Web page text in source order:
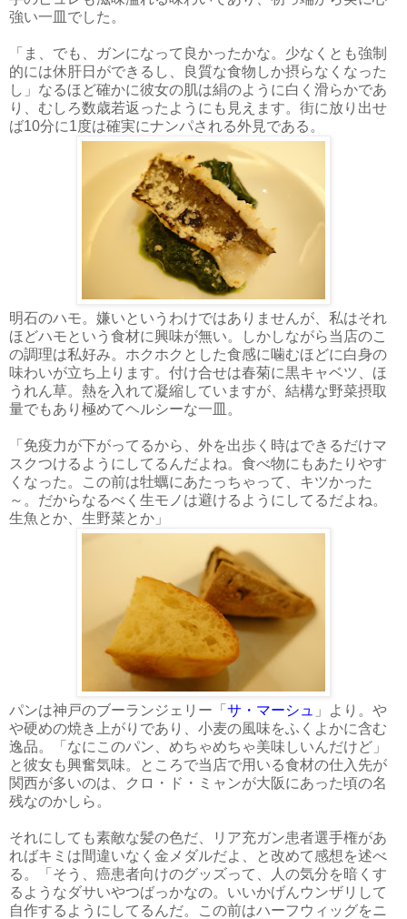
強い一皿でした。
「ま、でも、ガンになって良かったかな。少なくとも強制
的には休肝日ができるし、良質な食物しか摂らなくなった
し」なるほど確かに彼女の肌は絹のように白く滑らかであ
り、むしろ数歳若返ったようにも見えます。街に放り出せ
ば10分に1度は確実にナンパされる外見である。
明石のハモ。嫌いというわけではありませんが、私はそれ
ほどハモという食材に興味が無い。しかしながら当店のこ
の調理は私好み。ホクホクとした食感に噛むほどに白身の
味わいが立ち上ります。付け合せは春菊に黒キャベツ、ほ
うれん草。熱を入れて凝縮していますが、結構な野菜摂取
量でもあり極めてヘルシーな一皿。
「免疫力が下がってるから、外を出歩く時はできるだけマ
スクつけるようにしてるんだよね。食べ物にもあたりやす
くなった。この前は牡蠣にあたっちゃって、キツかった
～。だからなるべく生モノは避けるようにしてるだよね。
生魚とか、生野菜とか」
パンは神戸のブーランジェリー「 サ・マーシュ
」より。や
や硬めの焼き上がりであり、小麦の風味をふくよかに含む
逸品。「なにこのパン、めちゃめちゃ美味しいんだけど」
と彼女も興奮気味。ところで当店で用いる食材の仕入先が
関西が多いのは、クロ・ド・ミャンが大阪にあった頃の名
残なのかしら。
それにしても素敵な髪の色だ、リア充ガン患者選手権があ
ればキミは間違いなく金メダルだよ、と改めて感想を述べ
る。「そう、癌患者向けのグッズって、人の気分を暗くす
るようなダサいやつばっかなの。いいかげんウンザリして
自作するようにしてるんだ。この前はハーフウィッグをニ